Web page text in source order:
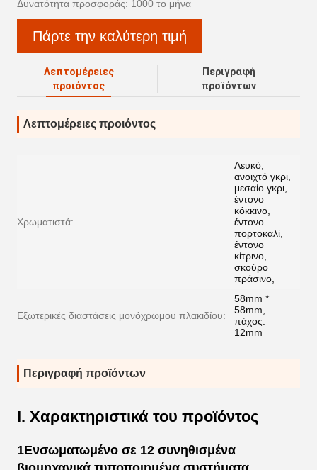
Δυνατότητα προσφοράς: 1000 το μήνα
Πάρτε την καλύτερη τιμή
Λεπτομέρειες
προιόντος
Περιγραφή
προϊόντων
Λεπτομέρειες προιόντος
Χρωματιστά:
Λευκό,
ανοιχτό γκρι,
μεσαίο γκρι,
έντονο
κόκκινο,
έντονο
πορτοκαλί,
έντονο
κίτρινο,
σκούρο
πράσινο,
Εξωτερικές διαστάσεις μονόχρωμου πλακιδίου:
58mm *
58mm,
πάχος:
12mm
Περιγραφή προϊόντων
Ι. Χαρακτηριστικά του προϊόντος
1Ενσωματωμένο σε 12 συνηθισμένα